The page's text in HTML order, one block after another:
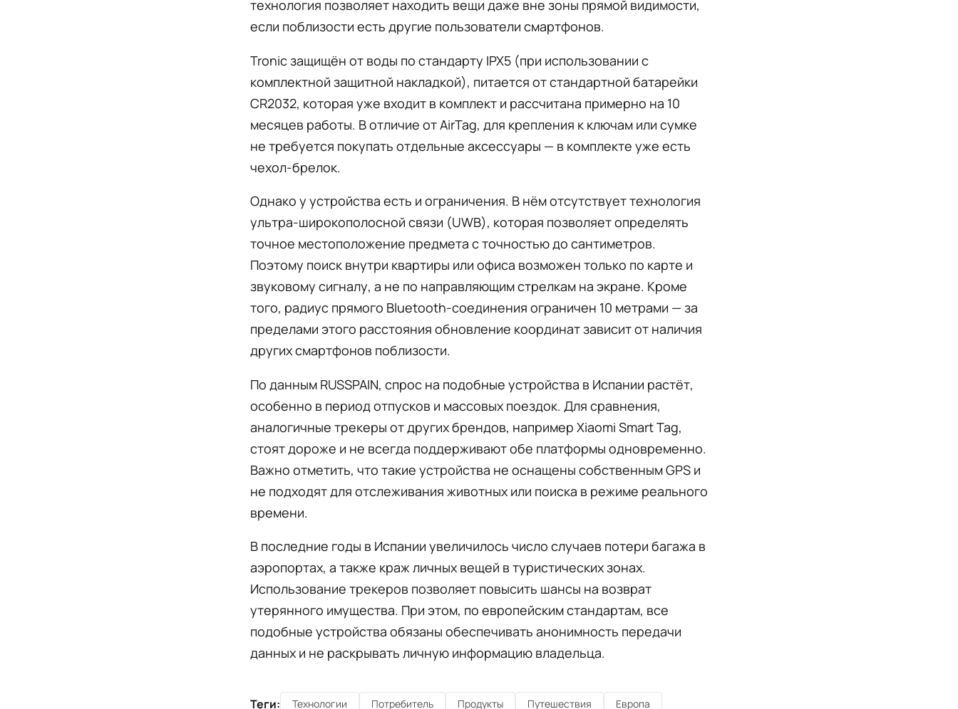
технология позволяет находить вещи даже вне зоны прямой видимости,
если поблизости есть другие пользователи смартфонов.
Tronic защищён от воды по стандарту IPX5 (при использовании с
комплектной защитной накладкой), питается от стандартной батарейки
CR2032, которая уже входит в комплект и рассчитана примерно на 10
месяцев работы. В отличие от AirTag, для крепления к ключам или сумке
не требуется покупать отдельные аксессуары — в комплекте уже есть
чехол-брелок.
Однако у устройства есть и ограничения. В нём отсутствует технология
ультра-широкополосной связи (UWB), которая позволяет определять
точное местоположение предмета с точностью до сантиметров.
Поэтому поиск внутри квартиры или офиса возможен только по карте и
звуковому сигналу, а не по направляющим стрелкам на экране. Кроме
того, радиус прямого Bluetooth-соединения ограничен 10 метрами — за
пределами этого расстояния обновление координат зависит от наличия
других смартфонов поблизости.
По данным RUSSPAIN, спрос на подобные устройства в Испании растёт,
особенно в период отпусков и массовых поездок. Для сравнения,
аналогичные трекеры от других брендов, например Xiaomi Smart Tag,
стоят дороже и не всегда поддерживают обе платформы одновременно.
Важно отметить, что такие устройства не оснащены собственным GPS и
не подходят для отслеживания животных или поиска в режиме реального
времени.
В последние годы в Испании увеличилось число случаев потери багажа в
аэропортах, а также краж личных вещей в туристических зонах.
Использование трекеров позволяет повысить шансы на возврат
утерянного имущества. При этом, по европейским стандартам, все
подобные устройства обязаны обеспечивать анонимность передачи
данных и не раскрывать личную информацию владельца.
Теги: Технологии Потребитель Продукты Путешествия Европа